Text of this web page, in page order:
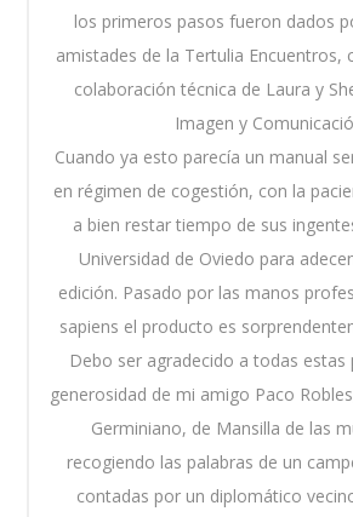
los primeros pasos fueron dados
amistades de la Tertulia Encuentros,
colaboración técnica de Laura y
Imagen y
Cuando ya esto parecía un manual
en régimen de cogestión, con la
a bien restar tiempo de sus
Universidad de Oviedo para
edición. Pasado por las manos
sapiens el producto es
Debo ser agradecido a todas estas
generosidad de mi amigo Paco
Germiniano, de Mansilla de las
recogiendo las palabras de un
contadas por un diplomático